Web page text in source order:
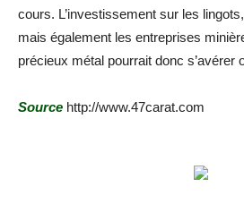
cours. L’investissement sur les
mais également les entreprises
précieux métal pourrait donc s’avérer
Source http://www.47carat.com